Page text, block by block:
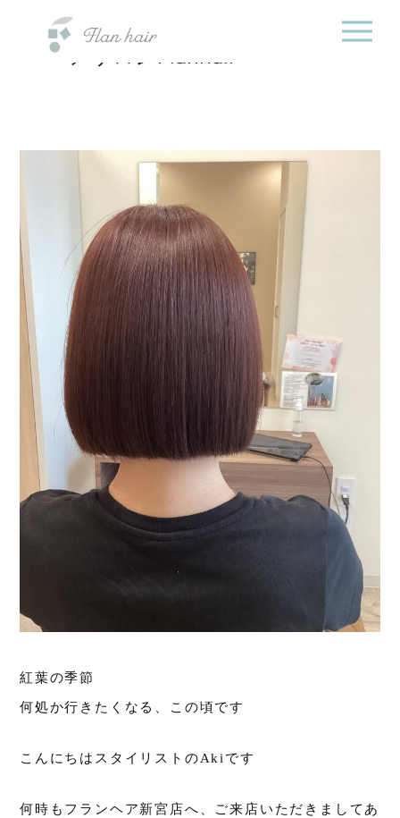
院・半個室オーガニック
ヘアサロンFlanhair
紅葉の季節
何処か行きたくなる、この頃です
こんにちはスタイリストのAkiです
何時もフランヘア新宮店へ、ご来店いただきましてあ